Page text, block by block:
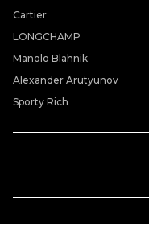
Cartier
LONGCHAMP
Manolo Blahnik
Alexander Arutyunov
Sporty Rich